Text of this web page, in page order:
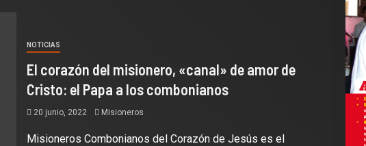
NOTICIAS
El corazón del misionero, «canal» de amor de
Cristo: el Papa a los combonianos
20 junio, 2022 Misioneros
Misioneros Combonianos del Corazón de Jesús es el